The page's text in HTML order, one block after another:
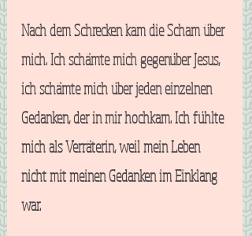
Nach dem Schrecken kam die Scham über
mich. Ich schämte mich gegenüber Jesus,
ich schämte mich über jeden einzelnen
Gedanken, der in mir hochkam. Ich fühlte
mich als Verräterin, weil mein Leben
nicht mit meinen Gedanken im Einklang
war.